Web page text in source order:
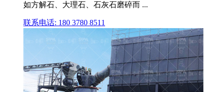
如方解石、大理石、石灰石磨碎而 ...
联系电话: 180 3780 8511